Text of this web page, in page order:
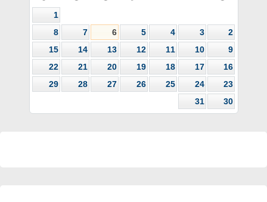
1
2
3
4
5
6
7
8
9
10
11
12
13
14
15
16
17
18
19
20
21
22
23
24
25
26
27
28
29
30
31